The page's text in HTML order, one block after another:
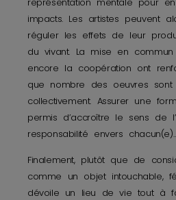
impacts. Les artistes peuvent
réguler les effets de leur
du vivant. La mise en
encore la coopération ont
que nombre des oeuvres sont
collectivement. Assurer une
permis d’accroître le sens de
responsabilité envers
Finalement, plutôt que de
comme un objet intouchable,
dévoile un lieu de vie tout à